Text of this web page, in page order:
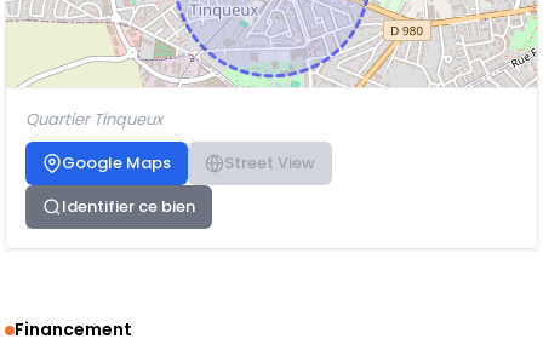
Quartier Tinqueux
Google Maps
Street View
Identifier ce bien
Financement